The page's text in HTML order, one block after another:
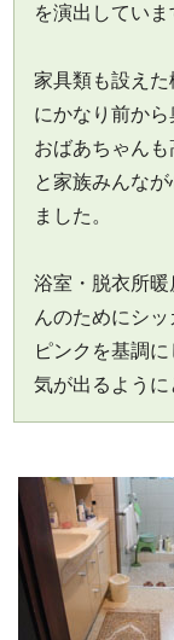
を演出していま
家具類も設え
にかなり前から
おばあちゃん
と家族みんな
ました。
浴室・脱衣所
んのためにシッ
ピンクを基調
気が出るように